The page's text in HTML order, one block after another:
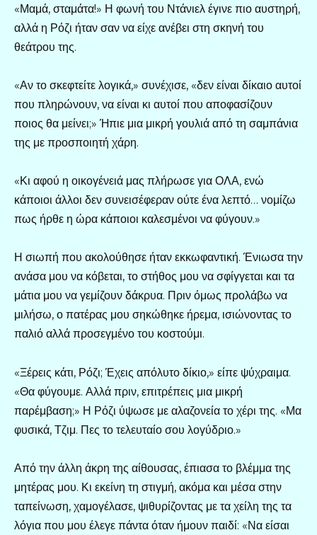
«Μαμά, σταμάτα!» Η φωνή του Ντάνιελ έγινε πιο αυστηρή,
αλλά η Ρόζι ήταν σαν να είχε ανέβει στη σκηνή του
θεάτρου της.
«Αν το σκεφτείτε λογικά,» συνέχισε, «δεν είναι δίκαιο αυτοί
που πληρώνουν, να είναι κι αυτοί που αποφασίζουν
ποιος θα μείνει;» Ήπιε μια μικρή γουλιά από τη σαμπάνια
της με προσποιητή χάρη.
«Κι αφού η οικογένειά μας πλήρωσε για ΟΛΑ, ενώ
κάποιοι άλλοι δεν συνεισέφεραν ούτε ένα λεπτό… νομίζω
πως ήρθε η ώρα κάποιοι καλεσμένοι να φύγουν.»
Η σιωπή που ακολούθησε ήταν εκκωφαντική. Ένιωσα την
ανάσα μου να κόβεται, το στήθος μου να σφίγγεται και τα
μάτια μου να γεμίζουν δάκρυα. Πριν όμως προλάβω να
μιλήσω, ο πατέρας μου σηκώθηκε ήρεμα, ισιώνοντας το
παλιό αλλά προσεγμένο του κοστούμι.
«Ξέρεις κάτι, Ρόζι; Έχεις απόλυτο δίκιο,» είπε ψύχραιμα.
«Θα φύγουμε. Αλλά πριν, επιτρέπεις μια μικρή
παρέμβαση;» Η Ρόζι ύψωσε με αλαζονεία το χέρι της. «Μα
φυσικά, Τζιμ. Πες το τελευταίο σου λογύδριο.»
Από την άλλη άκρη της αίθουσας, έπιασα το βλέμμα της
μητέρας μου. Κι εκείνη τη στιγμή, ακόμα και μέσα στην
ταπείνωση, χαμογέλασε, ψιθυρίζοντας με τα χείλη της τα
λόγια που μου έλεγε πάντα όταν ήμουν παιδί: «Να είσαι